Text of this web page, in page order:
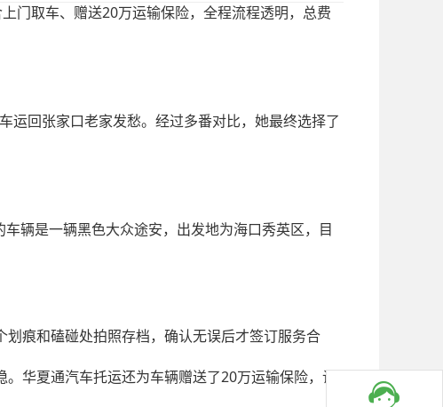
门取车、赠送20万运输保险，全程流程透明，总费
运回张家口老家发愁。经过多番对比，她最终选择了
辆是一辆黑色大众途安，出发地为海口秀英区，目
痕和磕碰处拍照存档，确认无误后才签订服务合
华夏通汽车托运还为车辆赠送了20万运输保险，让